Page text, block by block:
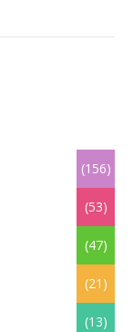
(156)
(53)
(47)
(21)
(13)